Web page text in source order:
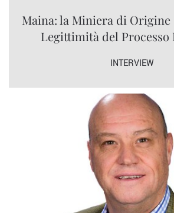
Maina: la Miniera di Origine
Legittimità del Processo
INTERVIEW